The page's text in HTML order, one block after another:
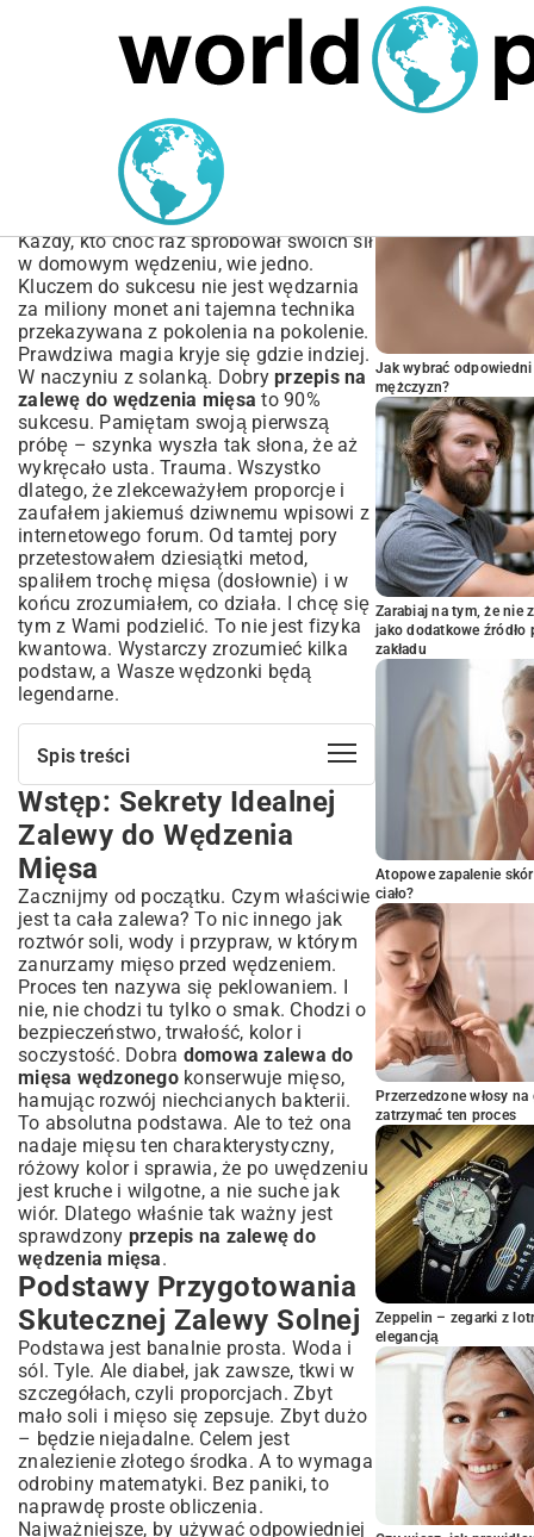
MARIUSZ ŁAMAGA 05.10.2025
Najlepszy Przepis na
Zalewę do Wędzenia
Mięsa – Sekrety Smaku
Każdy, kto choć raz spróbował swoich sił
w domowym wędzeniu, wie jedno.
Kluczem do sukcesu nie jest wędzarnia
za miliony monet ani tajemna technika
przekazywana z pokolenia na pokolenie.
Prawdziwa magia kryje się gdzie indziej.
W naczyniu z solanką. Dobry przepis na
zalewę do wędzenia mięsa to 90%
sukcesu. Pamiętam swoją pierwszą
próbę – szynka wyszła tak słona, że aż
wykręcało usta. Trauma. Wszystko
dlatego, że zlekceważyłem proporcje i
zaufałem jakiemuś dziwnemu wpisowi z
internetowego forum. Od tamtej pory
przetestowałem dziesiątki metod,
spaliłem trochę mięsa (dosłownie) i w
końcu zrozumiałem, co działa. I chcę się
tym z Wami podzielić. To nie jest fizyka
kwantowa. Wystarczy zrozumieć kilka
podstaw, a Wasze wędzonki będą
legendarne.
Spis treści
Wstęp: Sekrety Idealnej Zalewy do
Wędzenia Mięsa
Podstawy Przygotowania Skutecznej
Zalewy Solnej
Kluczowe Składniki Dobrej Solanki
Obliczanie Stężenia Soli – Jak Uniknąć
Błędów?
Dodatki Aromatyczne – Zioła i
Przyprawy do Zalewy
Przepis na Uniwersalną Zalewę do
Wędzenia (na Sucho i Mokro)
Zalewa na Mokro: Krok po Kroku do
Soczystego Mięsa
Wędzenie na Sucho: Alternatywne
Metody Przyprawiania Mięsa
Rodzaje Zaleń do Różnych Rodzajów
Mięs
Zalewa do Wieprzowiny: Boczek,
Szynka, Schab
Zalewa do Drobiu: Kurczak i Indyk – Jak
Uniknąć Wysuszenia?
Specjalne Zalewy do Ryb i Dziczyzny
Proces Wędzenia: Od Przygotowania do
Konsumpcji
Czas Peklowania i Wędzenia – Ile
Trzymać Mięso w Zalewie?
Jak Prawidłowo Osuszyć Mięso Przed
Wędzeniem?
Wstęp: Sekrety Idealnej
Zalewy do Wędzenia
Mięsa
Zacznijmy od początku. Czym właściwie
jest ta cała zalewa? To nic innego jak
roztwór soli, wody i przypraw, w którym
zanurzamy mięso przed wędzeniem.
Proces ten nazywa się peklowaniem. I
nie, nie chodzi tu tylko o smak. Chodzi o
bezpieczeństwo, trwałość, kolor i
soczystość. Dobra domowa zalewa do
mięsa wędzonegokonserwuje mięso,
hamując rozwój niechcianych bakterii.
To absolutna podstawa. Ale to też ona
nadaje mięsu ten charakterystyczny,
różowy kolor i sprawia, że po uwędzeniu
jest kruche i wilgotne, a nie suche jak
wiór. Dlatego właśnie tak ważny jest
sprawdzony przepis na zalewę do
wędzenia mięsa.
Podstawy Przygotowania
Skutecznej Zalewy Solnej
Podstawa jest banalnie prosta. Woda i
sól. Tyle. Ale diabeł, jak zawsze, tkwi w
szczegółach, czyli proporcjach. Zbyt
mało soli i mięso się zepsuje. Zbyt dużo
– będzie niejadalne. Celem jest
znalezienie złotego środka. A to wymaga
odrobiny matematyki. Bez paniki, to
naprawdę proste obliczenia.
Najważniejsze, by używać odpowiedniej
Jak wybrać
mężczyzn?
Zarabiaj na tym, że nie
jako dodatkowe
zakładu
Atopowe zapalenie
ciało?
Przerzedzone włosy
zatrzymać ten proces
Zeppelin – zegarki z
elegancją